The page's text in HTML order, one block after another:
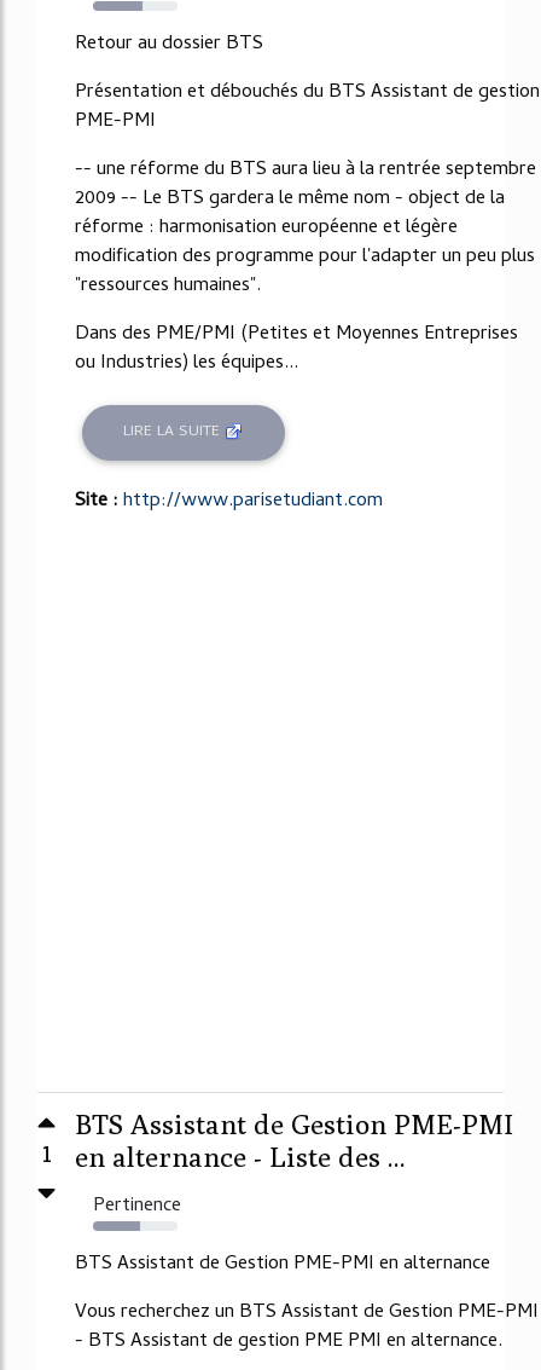
58%
Retour au dossier BTS
Présentation et débouchés du BTS Assistant de gestion
PME-PMI
-- une réforme du BTS aura lieu à la rentrée septembre
2009 -- Le BTS gardera le même nom - object de la
réforme : harmonisation européenne et légère
modification des programme pour l'adapter un peu plus
"ressources humaines".
Dans des PME/PMI (Petites et Moyennes Entreprises
ou Industries) les équipes...
LIRE LA SUITE
Site :http://www.parisetudiant.com
1
BTS Assistant de Gestion PME-PMI
en alternance - Liste des ...
Pertinence
55%
BTS Assistant de Gestion PME-PMI en alternance
Vous recherchez un BTS Assistant de Gestion PME-PMI
- BTS Assistant de gestion PME PMI en alternance.